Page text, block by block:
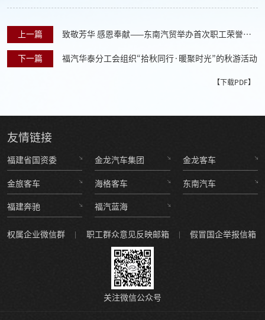
上一篇 致敬芳华 感恩奉献——东南汽贸举办首次职工荣誉退
休仪式
下一篇
福汽华泰分工会组织“拾秋同行·暖聚时光”的秋游活动
【下载PDF】
友情链接
福建省国资委 金龙汽车集团 金龙客车
金旅客车 海格客车 东南汽车
福建奔驰 福汽蓝海
权属企业微信群 职工群众意见反映邮箱 假冒国企举报信箱
关注微信公众号